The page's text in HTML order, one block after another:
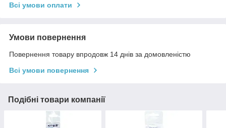
Всі умови оплати
Умови повернення
Повернення товару впродовж 14 днів за домовленістю
Всі умови повернення
Подібні товари компанії